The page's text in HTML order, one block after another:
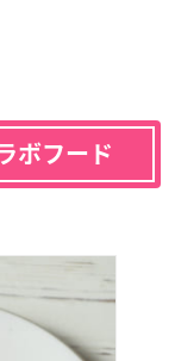
ボフード